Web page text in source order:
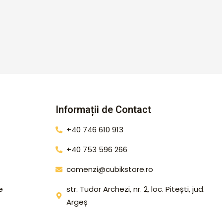
Informații de Contact
+40 746 610 913
+40 753 596 266
comenzi@cubikstore.ro
str. Tudor Archezi, nr. 2, loc. Pitești, jud.
Argeș